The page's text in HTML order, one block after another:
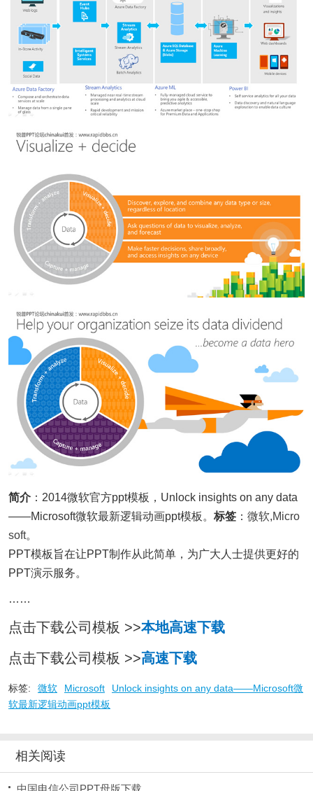
简介 ：2014微软官方ppt模板，Unlock insights on any data
——Microsoft微软最新逻辑动画ppt模板。 标签 ： 微软,Micro
soft。
PPT模板旨在让PPT制作从此简单，为广大人士提供更好的
PPT演示服务。
……
点击下载公司模板 >>本地高速下载
点击下载公司模板 >>高速下载
标签: 微软 Microsoft
Unlock insights on any data——Microsoft微
软最新逻辑动画ppt模板
相关阅读
中国电信公司PPT母版下载